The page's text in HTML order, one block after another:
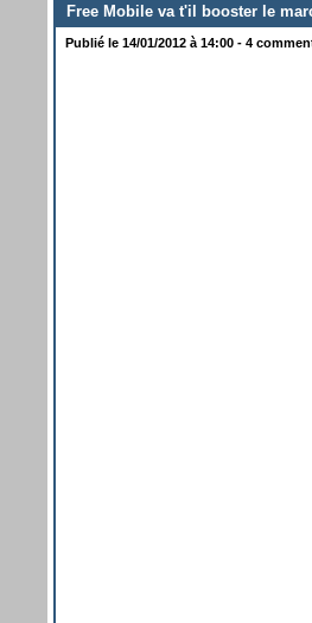
Free Mobile va t'il booster le
Publié le 14/01/2012 à 14:00 - 4